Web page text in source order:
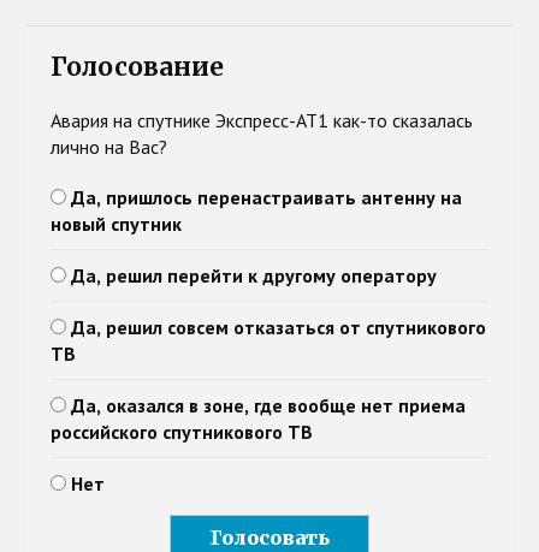
Голосование
Авария на спутнике Экспресс-АТ1 как-то сказалась
лично на Вас?
Да, пришлось перенастраивать антенну на
новый спутник
Да, решил перейти к другому оператору
Да, решил совсем отказаться от спутникового
ТВ
Да, оказался в зоне, где вообще нет приема
российского спутникового ТВ
Нет